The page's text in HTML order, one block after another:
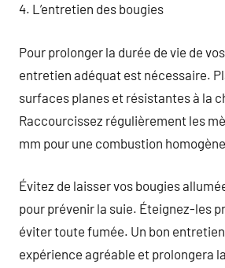
4. L’entretien des bougies
Pour prolonger la durée de vie de
entretien adéquat est nécessaire.
surfaces planes et résistantes à la
Raccourcissez régulièrement les
mm pour une combustion
Évitez de laisser vos bougies
pour prévenir la suie. Éteignez-les
éviter toute fumée. Un bon
expérience agréable et prolongera